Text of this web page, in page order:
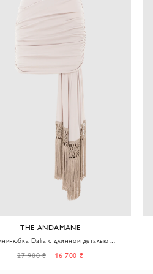
THE ANDAMANE
юбка Dalia с длинной деталью
27 900 ₴ 16 700 ₴